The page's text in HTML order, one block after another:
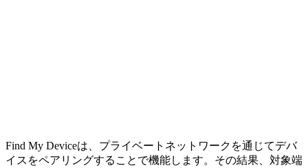
Find My Deviceは、プライベートネットワークを通じてデバ
イスをペアリングすることで機能します。その結果、対象端